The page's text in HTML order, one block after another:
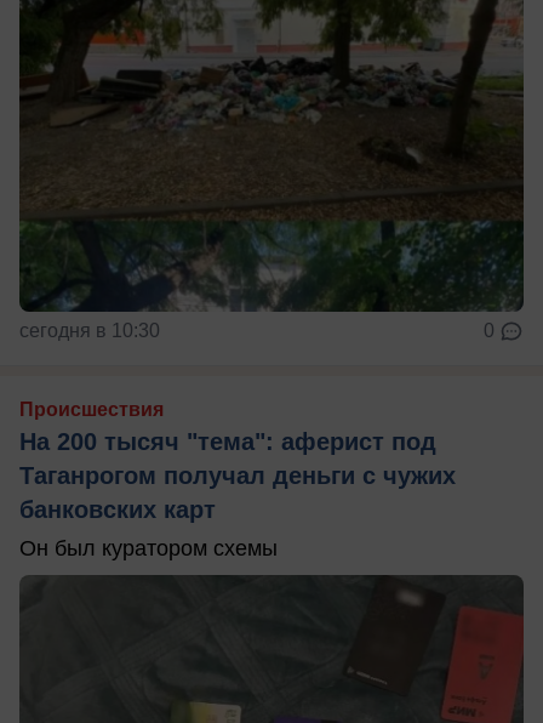
сегодня в 10:30 0
Происшествия
На 200 тысяч "тема": аферист под
Таганрогом получал деньги с чужих
банковских карт
Он был куратором схемы